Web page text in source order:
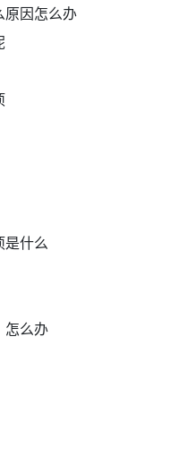
原因怎么办
是什么
怎么办